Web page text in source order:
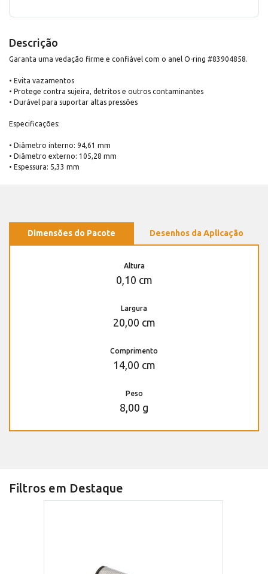
Descrição
Garanta uma vedação firme e confiável com o anel O-ring #83904858.
• Evita vazamentos
• Protege contra sujeira, detritos e outros contaminantes
• Durável para suportar altas pressões
Especificações:
• Diâmetro interno: 94,61 mm
• Diâmetro externo: 105,28 mm
• Espessura: 5,33 mm
Dimensões do Pacote Desenhos da Aplicação
Altura
0,10 cm
Largura
20,00 cm
Comprimento
14,00 cm
Peso
8,00 g
Filtros em Destaque